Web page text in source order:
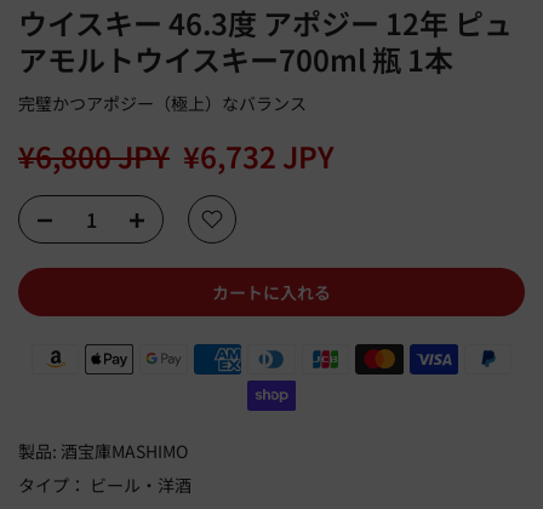
ウイスキー 46.3度 アポジー 12年 ピュ
アモルトウイスキー700ml 瓶 1本
完璧かつアポジー（極上）なバランス
¥6,800 JPY ¥6,732 JPY
カートに入れる
製品: 酒宝庫MASHIMO
タイプ： ビール・洋酒